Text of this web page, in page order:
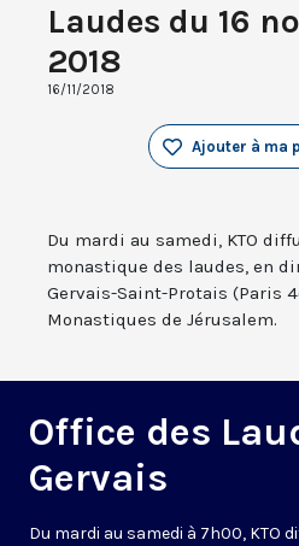
Laudes du 16
2018
16/11/2018
Ajouter à ma
Du mardi au samedi, KTO
monastique des laudes, en
Gervais-Saint-Protais (Paris
Monastiques de Jérusalem.
Office des
Gervais
Du mardi au samedi à 7h00, KTO